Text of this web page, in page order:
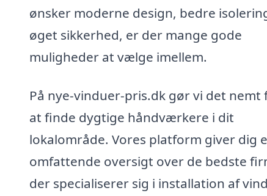
ønsker moderne design, bedre
øget sikkerhed, er der mange gode
muligheder at vælge imellem.
På nye-vinduer-pris.dk gør vi det nemt
at finde dygtige håndværkere i dit
lokalområde. Vores platform giver dig
omfattende oversigt over de bedste
der specialiserer sig i installation af